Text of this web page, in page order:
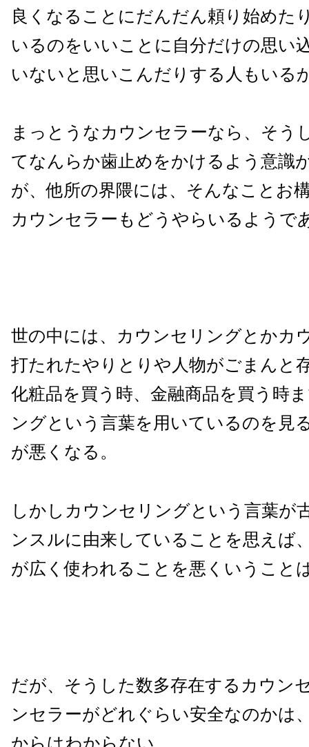
良くなることにだんだん頼り始めた
いるのをいいことに自分だけの思い
いないと思いこんだりする人もいる
まっとうなカウンセラーなら、そう
てなんらか歯止めをかけるよう意識
が、他所の界隈には、そんなことお
カウンセラーもどうやらいるようで
世の中には、カウンセリングとかカ
打たれたやりとりや人物がごまんと
化粧品を買う時、金融商品を買う時
ングという言葉を用いているのを見
が悪くなる。
しかしカウンセリングという言葉が
ンスルに由来していることを思えば
が広く使われることを悪くいうこと
だが、そうした数多存在するカウン
ンセラーがどれぐらい安全なのかは
からはわからない。